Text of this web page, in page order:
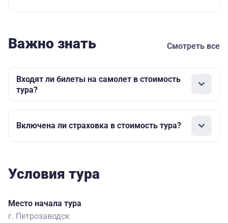
Важно знать Смотреть все
Входят ли билеты на самолет в стоимость
тура?
Включена ли страховка в стоимость тура?
Условия тура
Место начала тура
г. Петрозаводск